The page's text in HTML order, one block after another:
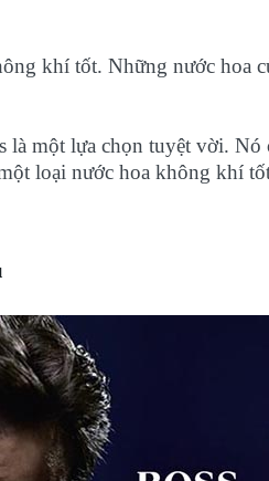
khí tốt. Những nước hoa
một lựa chọn tuyệt vời.
loại nước hoa không khí